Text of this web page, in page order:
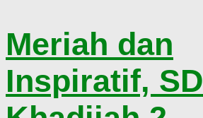
Meriah dan
Inspiratif, SD